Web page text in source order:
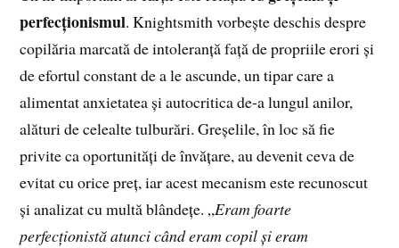
perfecționismul. Knightsmith vorbește deschis despre
copilăria marcată de intoleranță față de propriile erori și
de efortul constant de a le ascunde, un tipar care a
alimentat anxietatea și autocritica de-a lungul anilor,
alături de celealte tulburări. Greșelile, în loc să fie
privite ca oportunități de învățare, au devenit ceva de
evitat cu orice preț, iar acest mecanism este recunoscut
și analizat cu multă blândețe. „Eram foarte
perfecționistă atunci când eram copil și eram